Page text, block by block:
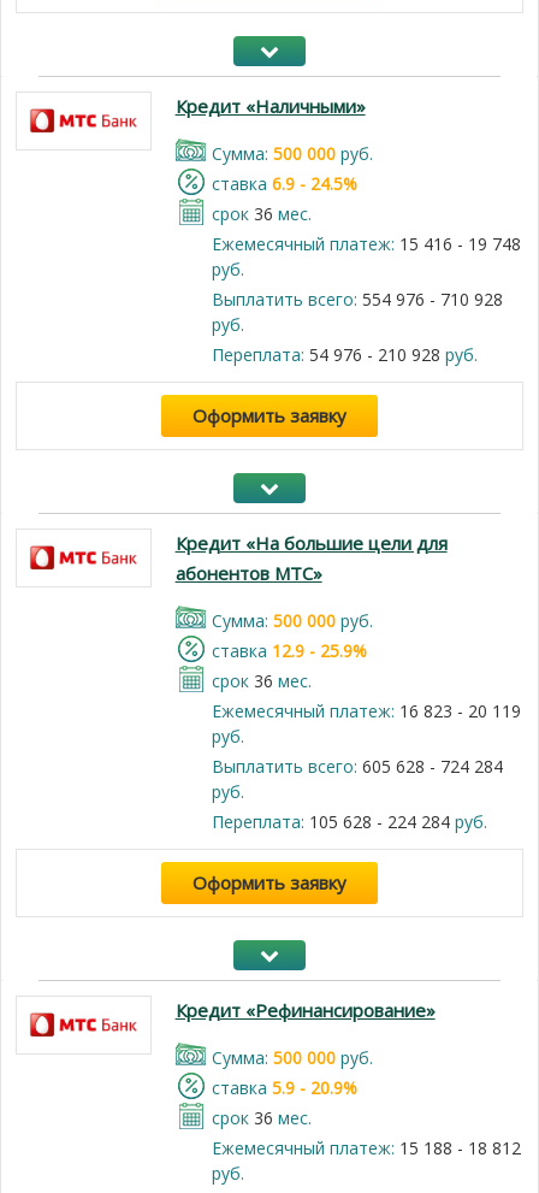
Кредит «Наличными»
Cумма: 500 000руб.
cтавка 6.9 - 24.5%
срок 36 мес.
Ежемесячный платеж: 15 416 - 19 748
руб.
Выплатить всего: 554 976 - 710 928
руб.
Переплата: 54 976 - 210 928 руб.
Оформить заявку
Кредит «На большие цели для
абонентов МТС»
Cумма: 500 000руб.
cтавка 12.9 - 25.9%
срок 36 мес.
Ежемесячный платеж: 16 823 - 20 119
руб.
Выплатить всего: 605 628 - 724 284
руб.
Переплата: 105 628 - 224 284руб.
Оформить заявку
Кредит «Рефинансирование»
Cумма: 500 000руб.
cтавка 5.9 - 20.9%
срок 36 мес.
Ежемесячный платеж: 15 188 - 18 812
руб.